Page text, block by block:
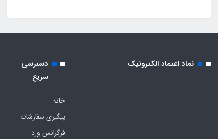
نماد اعتماد الکترونیک
دسترسی
سریع
خانه
پیگیری سفارشات
فرگرانس ورد